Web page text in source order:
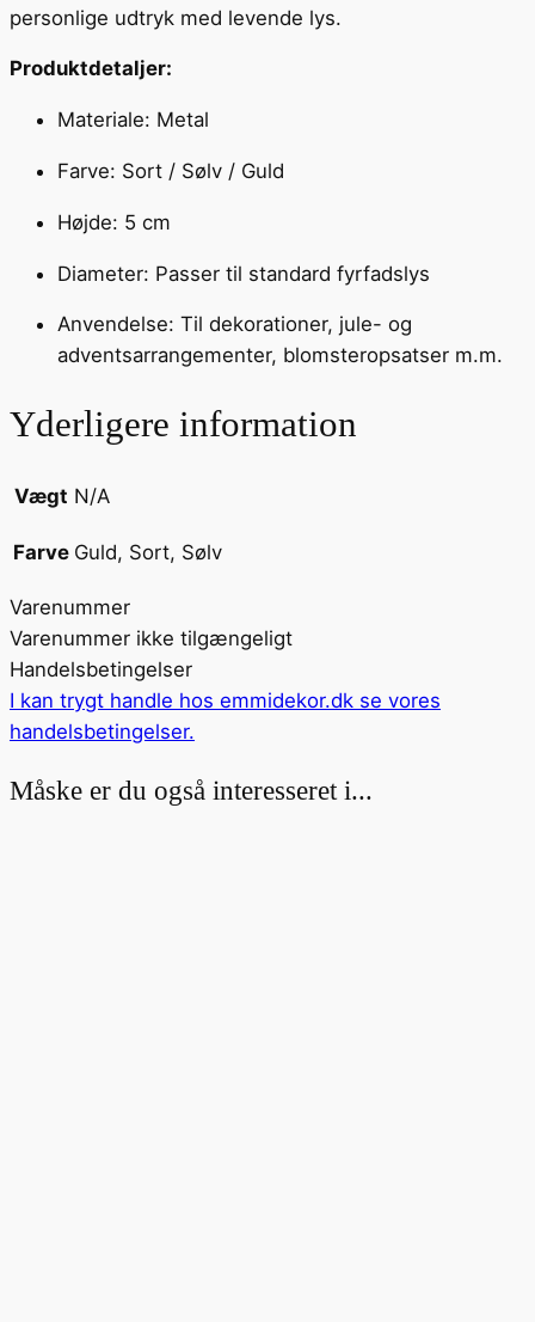
personlige udtryk med levende lys.
Produktdetaljer:
Materiale: Metal
Farve: Sort / Sølv / Guld
Højde: 5 cm
Diameter: Passer til standard fyrfadslys
Anvendelse: Til dekorationer, jule- og
adventsarrangementer, blomsteropsatser m.m.
Yderligere information
Vægt N/A
Farve Guld, Sort, Sølv
Varenummer
Varenummer ikke tilgængeligt
Handelsbetingelser
I kan trygt handle hos emmidekor.dk se vores
handelsbetingelser.
Måske er du også interesseret i...